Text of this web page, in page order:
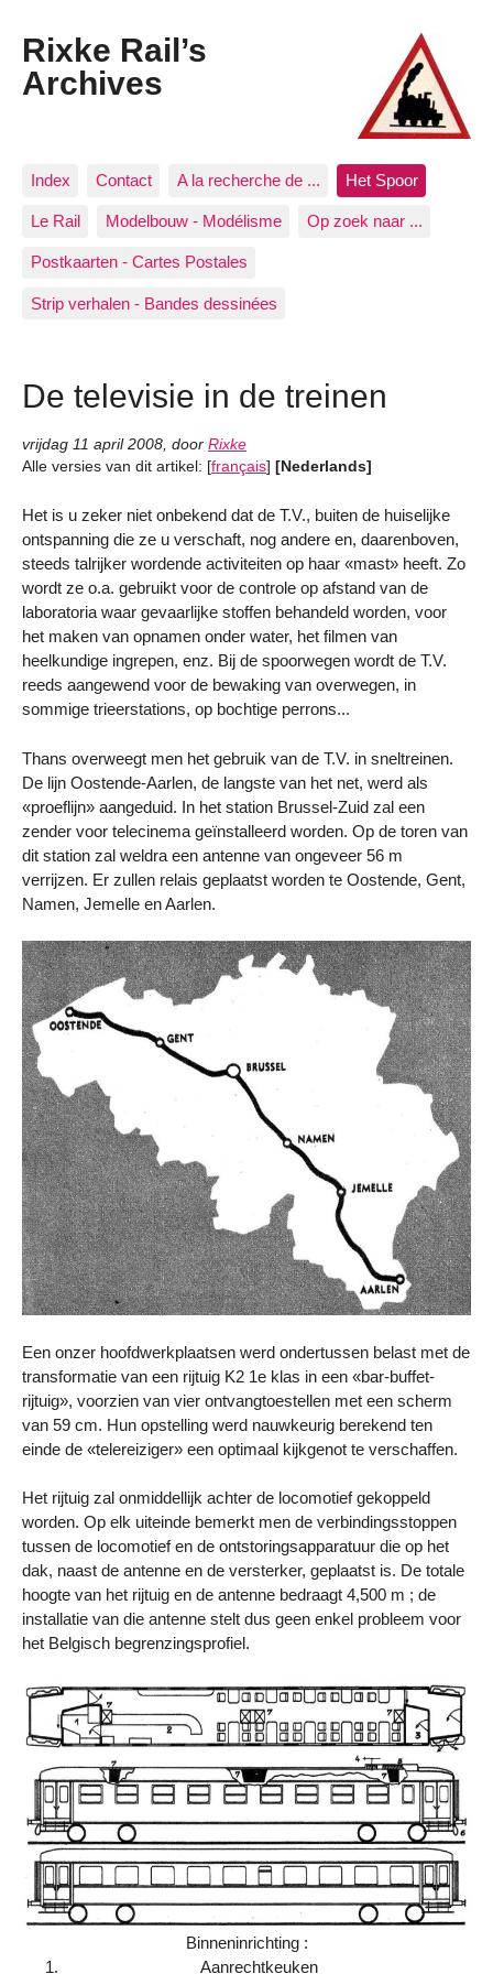
Rixke Rail’s
Archives
Index Contact A la recherche de ... Het Spoor
Le Rail Modelbouw - Modélisme Op zoek naar ...
Postkaarten - Cartes Postales
Strip verhalen - Bandes dessinées
De televisie in de treinen
vrijdag 11 april 2008, door Rixke
Alle versies van dit artikel: [français] [Nederlands]
Het is u zeker niet onbekend dat de T.V., buiten de huiselijke
ontspanning die ze u verschaft, nog andere en, daarenboven,
steeds talrijker wordende activiteiten op haar «mast» heeft. Zo
wordt ze o.a. gebruikt voor de controle op afstand van de
laboratoria waar gevaarlijke stoffen behandeld worden, voor
het maken van opnamen onder water, het filmen van
heelkundige ingrepen, enz. Bij de spoorwegen wordt de T.V.
reeds aangewend voor de bewaking van overwegen, in
sommige trieerstations, op bochtige perrons...
Thans overweegt men het gebruik van de T.V. in sneltreinen.
De lijn Oostende-Aarlen, de langste van het net, werd als
«proeflijn» aangeduid. In het station Brussel-Zuid zal een
zender voor telecinema geïnstalleerd worden. Op de toren van
dit station zal weldra een antenne van ongeveer 56 m
verrijzen. Er zullen relais geplaatst worden te Oostende, Gent,
Namen, Jemelle en Aarlen.
Een onzer hoofdwerkplaatsen werd ondertussen belast met de
transformatie van een rijtuig K2 1e klas in een «bar-buffet-
rijtuig», voorzien van vier ontvangtoestellen met een scherm
van 59 cm. Hun opstelling werd nauwkeurig berekend ten
einde de «telereiziger» een optimaal kijkgenot te verschaffen.
Het rijtuig zal onmiddellijk achter de locomotief gekoppeld
worden. Op elk uiteinde bemerkt men de verbindingsstoppen
tussen de locomotief en de ontstoringsapparatuur die op het
dak, naast de antenne en de versterker, geplaatst is. De totale
hoogte van het rijtuig en de antenne bedraagt 4,500 m ; de
installatie van die antenne stelt dus geen enkel probleem voor
het Belgisch begrenzingsprofiel.
Binneninrichting :
Aanrechtkeuken